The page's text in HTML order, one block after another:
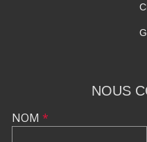
NOUS
NOM *